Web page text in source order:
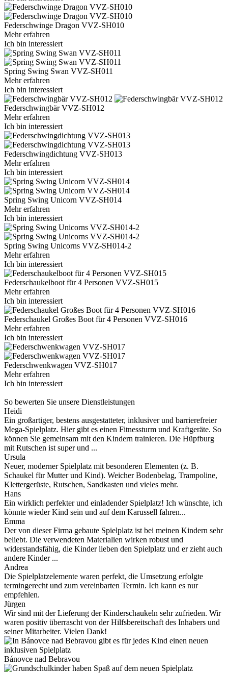
Federschwinge Dragon VVZ-SH010
Mehr erfahren
Ich bin interessiert
Spring Swing Swan VVZ-SH011
Mehr erfahren
Ich bin interessiert
Federschwingbär VVZ-SH012
Mehr erfahren
Ich bin interessiert
Federschwingdichtung VVZ-SH013
Mehr erfahren
Ich bin interessiert
Spring Swing Unicorn VVZ-SH014
Mehr erfahren
Ich bin interessiert
Spring Swing Unicorns VVZ-SH014-2
Mehr erfahren
Ich bin interessiert
Federschaukelboot für 4 Personen VVZ-SH015
Mehr erfahren
Ich bin interessiert
Federschaukel Großes Boot für 4 Personen VVZ-SH016
Mehr erfahren
Ich bin interessiert
Federschwenkwagen VVZ-SH017
Mehr erfahren
Ich bin interessiert
So bewerten Sie unsere Dienstleistungen
Heidi
Ein großartiger, bestens ausgestatteter, inklusiver und barrierefreier
Mega-Spielplatz. Hier gibt es einen Fitnessturm und Kraftgeräte. So
können Sie gemeinsam mit den Kindern trainieren. Die Hüpfburg
mit Rutschen ist super und ...
Ursula
Neuer, moderner Spielplatz mit besonderen Elementen (z. B.
Schaukel für Mutter und Kind). Weicher Bodenbelag, Trampoline,
Klettergerüste, Rutschen, Sandkasten und vieles mehr.
Hans
Ein wirklich perfekter und einladender Spielplatz! Ich wünschte, ich
könnte wieder Kind sein und auf dem Karussell fahren...
Emma
Der von dieser Firma gebaute Spielplatz ist bei meinen Kindern sehr
beliebt. Die verwendeten Materialien wirken robust und
widerstandsfähig, die Kinder lieben den Spielplatz und er zieht auch
andere Kinder ...
Andrea
Die Spielplatzelemente waren perfekt, die Umsetzung erfolgte
termingerecht und zum vereinbarten Termin. Ich kann es nur
empfehlen.
Jürgen
Wir sind mit der Lieferung der Kinderschaukeln sehr zufrieden. Wir
waren positiv überrascht von der Hilfsbereitschaft des Inhabers und
seiner Mitarbeiter. Vielen Dank!
Bánovce nad Bebravou